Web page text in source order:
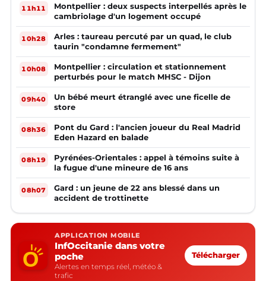
11h11
Montpellier : deux suspects interpellés après le
cambriolage d'un logement occupé
10h28
Arles : taureau percuté par un quad, le club
taurin "condamne fermement"
10h08
Montpellier : circulation et stationnement
perturbés pour le match MHSC - Dijon
09h40
Un bébé meurt étranglé avec une ficelle de
store
08h36
Pont du Gard : l'ancien joueur du Real Madrid
Eden Hazard en balade
08h19
Pyrénées-Orientales : appel à témoins suite à
la fugue d'une mineure de 16 ans
08h07
Gard : un jeune de 22 ans blessé dans un
accident de trottinette
APPLICATION MOBILE
InfOccitanie dans votre
poche
Alertes en temps réel, météo &
trafic
Télécharger